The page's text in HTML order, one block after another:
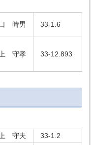
時男 33-1.6
守孝 33-12.893
守夫
33-1.2